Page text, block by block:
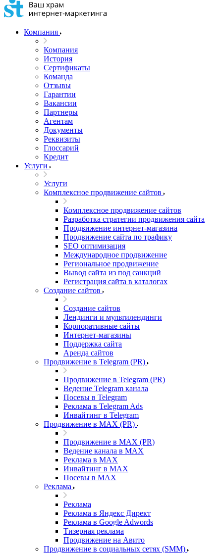
Компания
Компания
История
Сертификаты
Команда
Отзывы
Гарантии
Вакансии
Партнеры
Агентам
Документы
Реквизиты
Глоссарий
Кредит
Услуги
Услуги
Комплексное продвижение сайтов
Комплексное продвижение сайтов
Разработка стратегии продвижения сайта
Продвижение интернет-магазина
Продвижение сайта по трафику
SEO оптимизация
Международное продвижение
Региональное продвижение
Вывод сайта из под санкций
Регистрация сайта в каталогах
Создание сайтов
Создание сайтов
Лендинги и мультилендинги
Корпоративные сайты
Интернет-магазины
Поддержка сайта
Аренда сайтов
Продвижение в Telegram (PR)
Продвижение в Telegram (PR)
Ведение Telegram канала
Посевы в Telegram
Реклама в Telegram Ads
Инвайтинг в Telegram
Продвижение в MAX (PR)
Продвижение в MAX (PR)
Ведение канала в MAX
Реклама в MAX
Инвайтинг в MAX
Посевы в MAX
Реклама
Реклама
Реклама в Яндекс Директ
Реклама в Google Adwords
Тизерная реклама
Продвижение на Авито
Продвижение в социальных сетях (SMM)